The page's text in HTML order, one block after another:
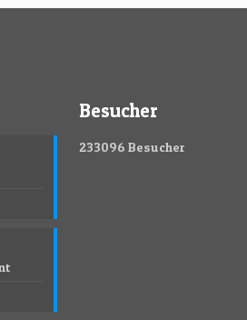
Besucher
233096 Besucher